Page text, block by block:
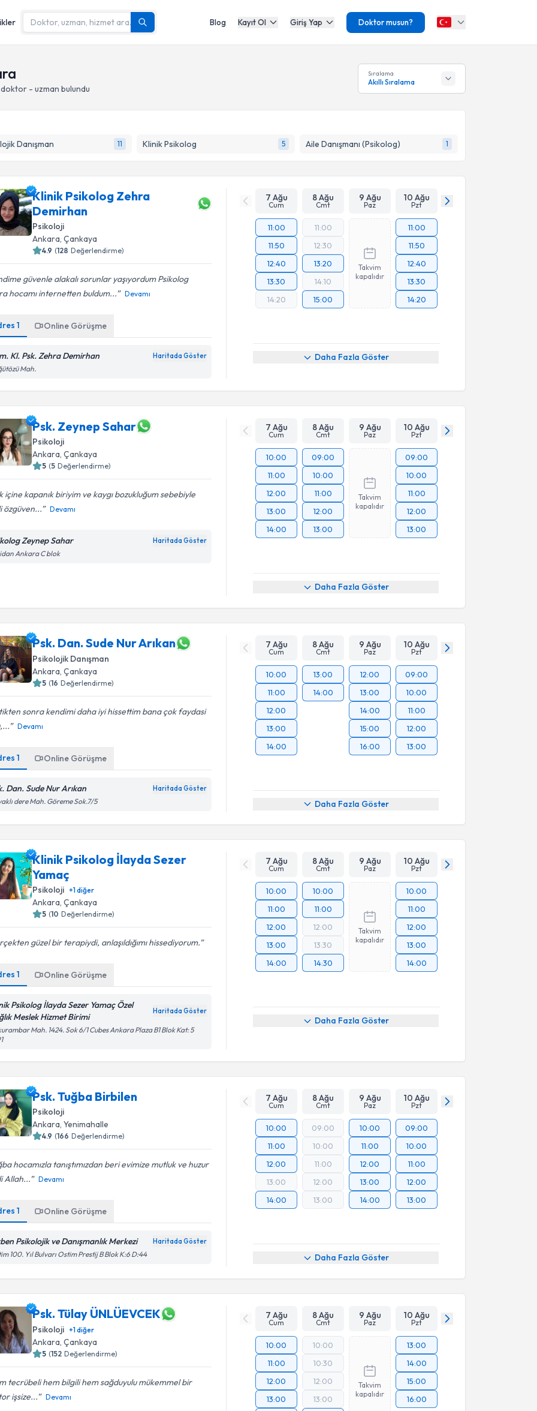
Blog Kayıt Ol Giriş Yap Doktor musun?
- uzman bulundu
Sıralama
Akıllı Sıralama
Danışman 11 Klinik Psikolog 5 Aile Danışmanı (Psikolog) 1
Klinik Psikolog Zehra
Demirhan
Psikoloji
Ankara, Çankaya
4.9 (128 Değerlendirme)
güvenle alakalı sorunlar yaşıyordum Psikolog
hocamı internetten buldum...
Devamı
1 Online Görüşme
Kl. Psk. Zehra Demirhan Haritada Göster
Mah.
7 Ağu
Cum
8 Ağu
Cmt
9 Ağu
Paz
10 Ağu
Pzt
11:00
11:50
12:40
13:30
14:20
11:00
12:30
13:20
14:10
15:00
Takvim
kapalıdır
11:00
11:50
12:40
13:30
14:20
Daha Fazla Göster
Psk. Zeynep Sahar
Psikoloji
Ankara, Çankaya
5 (5 Değerlendirme)
içine kapanık biriyim ve kaygı bozukluğum sebebiyle
özgüven...
Devamı
Zeynep Sahar Haritada Göster
Ankara C blok
7 Ağu
Cum
8 Ağu
Cmt
9 Ağu
Paz
10 Ağu
Pzt
10:00
11:00
12:00
13:00
14:00
09:00
10:00
11:00
12:00
13:00
Takvim
kapalıdır
09:00
10:00
11:00
12:00
13:00
Daha Fazla Göster
Psk. Dan. Sude Nur Arıkan
Psikolojik Danışman
Ankara , Çankaya
5 (16 Değerlendirme)
sonra kendimi daha iyi hissettim bana çok faydasi
Devamı
1 Online Görüşme
Dan. Sude Nur Arıkan Haritada Göster
dere Mah. Göreme Sok.7/5
7 Ağu
Cum
8 Ağu
Cmt
9 Ağu
Paz
10 Ağu
Pzt
10:00
11:00
12:00
13:00
14:00
13:00
14:00
12:00
13:00
14:00
15:00
16:00
09:00
10:00
11:00
12:00
13:00
Daha Fazla Göster
Klinik Psikolog İlayda Sezer
Yamaç
Psikoloji +1diğer
Ankara, Çankaya
5 (10 Değerlendirme)
güzel bir terapiydi, anlaşıldığımı hissediyorum.
1 Online Görüşme
Psikolog İlayda Sezer Yamaç Özel
Meslek Hizmet Birimi
Haritada Göster
Mah. 1424. Sok 6/1 Cubes Ankara Plaza B1 Blok Kat: 5
7 Ağu
Cum
8 Ağu
Cmt
9 Ağu
Paz
10 Ağu
Pzt
10:00
11:00
12:00
13:00
14:00
10:00
11:00
12:00
13:30
14:30
Takvim
kapalıdır
10:00
11:00
12:00
13:00
14:00
Daha Fazla Göster
Psk. Tuğba Birbilen
Psikoloji
Ankara, Yenimahalle
4.9 (166 Değerlendirme)
hocamızla tanıştımızdan beri evimize mutluk ve huzur
Allah...
Devamı
1 Online Görüşme
Psikolojik ve Danışmanlık Merkezi Haritada Göster
100. Yıl Bulvarı Ostim Prestij B Blok K:6 D:44
7 Ağu
Cum
8 Ağu
Cmt
9 Ağu
Paz
10 Ağu
Pzt
10:00
11:00
12:00
13:00
14:00
09:00
10:00
11:00
12:00
13:00
10:00
11:00
12:00
13:00
14:00
09:00
10:00
11:00
12:00
13:00
Daha Fazla Göster
Psk. Tülay ÜNLÜEVCEK
Psikoloji +1diğer
Ankara , Çankaya
5 (152 Değerlendirme)
tecrübeli hem bilgili hem sağduyulu mükemmel bir
işsize...
Devamı
7 Ağu
Cum
8 Ağu
Cmt
9 Ağu
Paz
10 Ağu
Pzt
10:00
11:00
12:00
13:00
10:00
10:30
12:00
13:00
Takvim
kapalıdır
13:00
14:00
15:00
16:00